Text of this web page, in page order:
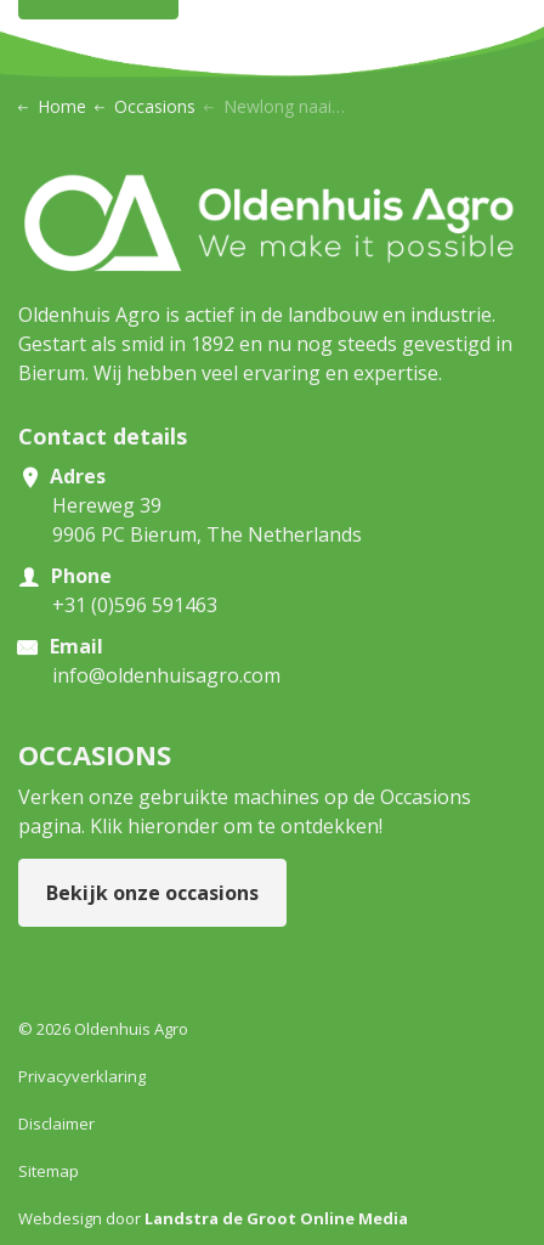
Home Occasions Newlong naaimachine
Oldenhuis Agro is actief in de landbouw en industrie.
Gestart als smid in 1892 en nu nog steeds gevestigd in
Bierum. Wij hebben veel ervaring en expertise.
Contact details
Adres
Hereweg 39
9906 PC Bierum, The Netherlands
Phone
+31 (0)596 591463
Email
info@oldenhuisagro.com
OCCASIONS
Verken onze gebruikte machines op de Occasions
pagina. Klik hieronder om te ontdekken!
Bekijk onze occasions
© 2026 Oldenhuis Agro
Privacyverklaring
Disclaimer
Sitemap
Webdesign door Landstra de Groot Online Media